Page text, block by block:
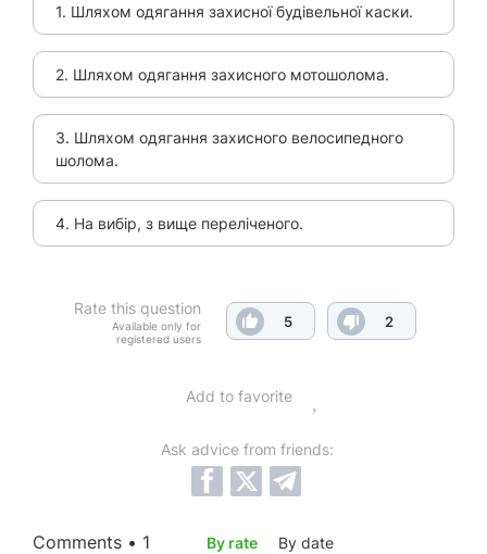
1. Шляхом одягання захисної будівельної каски.
2. Шляхом одягання захисного мотошолома.
3. Шляхом одягання захисного велосипедного
шолома.
4. На вибір, з вище переліченого.
Rate this question
Available only for
registered users
5 2
Add to favorite
Ask advice from friends:
Comments • 1 By rate By date